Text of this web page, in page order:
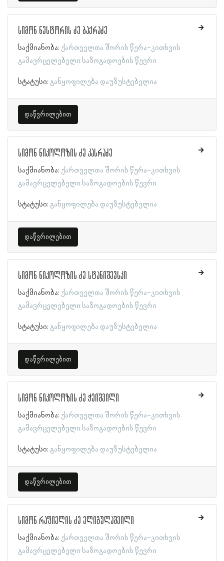
სიმონ ნესტორის ძე ბაქრაძე
საქმიანობა: ქართველთა შორის წერა-კითხვის
გამავრცელებელი საზოგადოების წევრი
სტატუსი: განყოფილება დაუზუსტებელია
დაწვრილებით
სიმონ ნიკოლოზის ძე კასრაძე
საქმიანობა: ქართველთა შორის წერა-კითხვის
გამავრცელებელი საზოგადოების წევრი
სტატუსი: განყოფილება დაუზუსტებელია
დაწვრილებით
სიმონ ნიკოლოზის ძე სტანიშევსკი
საქმიანობა: ქართველთა შორის წერა-კითხვის
გამავრცელებელი საზოგადოების წევრი
სტატუსი: განყოფილება დაუზუსტებელია
დაწვრილებით
სიმონ ნიკოლოზის ძე ჭეიშვილი
საქმიანობა: ქართველთა შორის წერა-კითხვის
გამავრცელებელი საზოგადოების წევრი
სტატუსი: განყოფილება დაუზუსტებელია
დაწვრილებით
სიმონ რაფიელის ძე ელიგულაშვილი
საქმიანობა: ქართველთა შორის წერა-კითხვის
გამავრცელებელი საზოგადოების წევრი